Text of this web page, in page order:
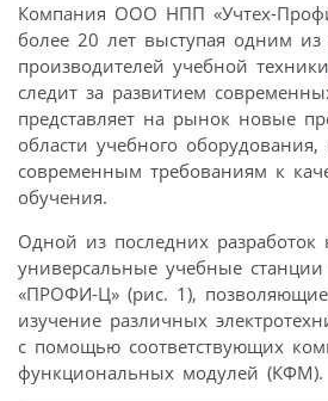
Компания ООО НПП «Учтех-
более 20 лет выступая одним
производителей учебной техники
следит за развитием
представляет на рынок новые
области учебного
современным требованиям к
обучения.
Одной из последних разработок
универсальные учебные
«ПРОФИ-Ц» (рис. 1), позволяющие
изучение различных
с помощью соответствующих
функциональных модулей (КФМ).